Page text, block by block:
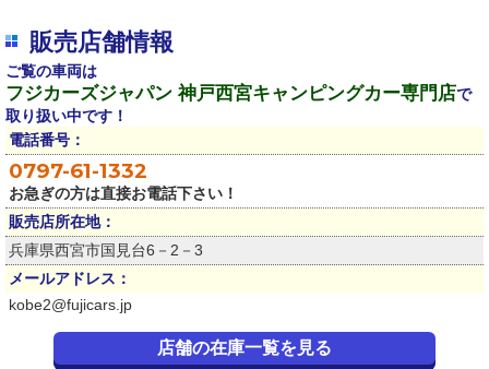
販売店舗情報
ご覧の車両は
フジカーズジャパン 神戸西宮キャンピングカー専門店で
取り扱い中です！
電話番号：
0797-61-1332
お急ぎの方は直接お電話下さい！
販売店所在地：
兵庫県西宮市国見台6－2－3
メールアドレス：
kobe2@fujicars.jp
店舗の在庫一覧を見る